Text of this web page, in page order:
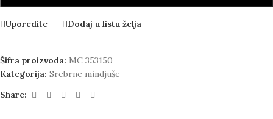
Uporedite Dodaj u listu želja
Šifra proizvoda: MC 353150
Kategorija: Srebrne mindjuše
Share: